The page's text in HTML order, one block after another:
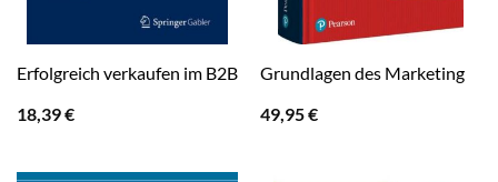
Erfolgreich verkaufen im B2B
18,39€
Grundlagen des Marketing
49,95€